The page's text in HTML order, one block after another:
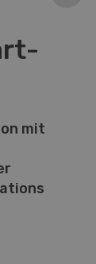
mit